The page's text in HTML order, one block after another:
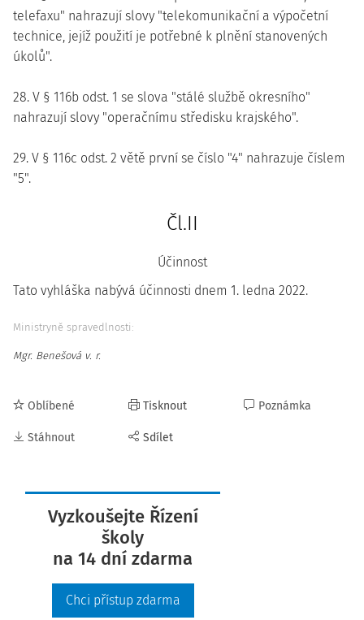
telefaxu" nahrazují slovy "telekomunikační a výpočetní
technice, jejíž použití je potřebné k plnění stanovených
úkolů".
28. V § 116b odst. 1 se slova "stálé službě okresního"
nahrazují slovy "operačnímu středisku krajského".
29. V § 116c odst. 2 větě první se číslo "4" nahrazuje číslem
"5".
Čl.II
Účinnost
Tato vyhláška nabývá účinnosti dnem 1. ledna 2022.
Ministryně spravedlnosti:
Mgr. Benešová v. r.
Oblíbené
Stáhnout
Tisknout
Sdílet
Poznámka
Vyzkoušejte Řízení
školy
na 14 dní zdarma
Chci přístup zdarma